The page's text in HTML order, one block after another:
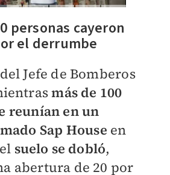
personas cayeron
el derrumbe
Jefe de Bomberos
más de 100
reunían en un
Sap House en
suelo se dobló,
abertura de 20 por